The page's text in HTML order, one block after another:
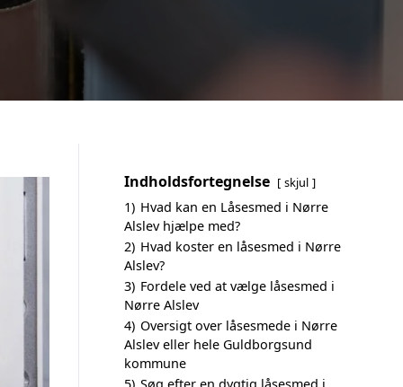
Indholdsfortegnelse skjul
1) Hvad kan en Låsesmed i Nørre
Alslev hjælpe med?
2) Hvad koster en låsesmed i Nørre
Alslev?
3) Fordele ved at vælge låsesmed i
Nørre Alslev
4) Oversigt over låsesmede i Nørre
Alslev eller hele Guldborgsund
kommune